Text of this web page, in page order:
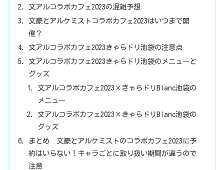
文アルコラボカフェ2023の混雑予想
文豪とアルケミストコラボカフェ2023はいつまで開
催？
文アルコラボカフェ2023きゃらドリ池袋の注意点
文アルコラボカフェ2023きゃらドリ池袋のメニューと
グッズ
文アルコラボカフェ2023×きゃらドリBlanc池袋の
メニュー
文アルコラボカフェ2023×きゃらドリBlanc池袋の
グッズ
まとめ 文豪とアルケミストのコラボカフェ2023に予
約はいらない！キャラごとに取り扱い期間が違うので
注意